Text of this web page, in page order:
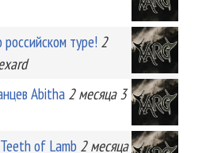
российском туре! 2
Abitha 2 месяца 3
of Lamb 2 месяца